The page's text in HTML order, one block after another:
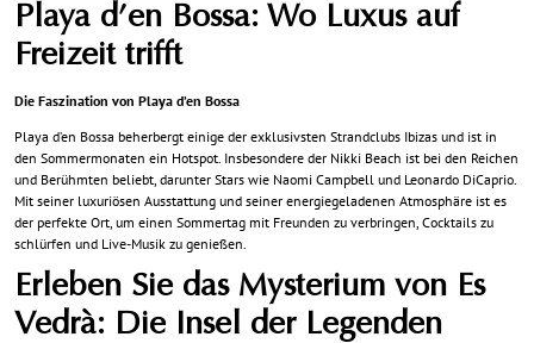
Playa d’en Bossa: Wo Luxus auf
Freizeit trifft
Die Faszination von Playa d’en Bossa
Playa d’en Bossa beherbergt einige der exklusivsten Strandclubs Ibizas und ist in
den Sommermonaten ein Hotspot. Insbesondere der Nikki Beach ist bei den Reichen
und Berühmten beliebt, darunter Stars wie Naomi Campbell und Leonardo DiCaprio.
Mit seiner luxuriösen Ausstattung und seiner energiegeladenen Atmosphäre ist es
der perfekte Ort, um einen Sommertag mit Freunden zu verbringen, Cocktails zu
schlürfen und Live-Musik zu genießen.
Erleben Sie das Mysterium von Es
Vedrà: Die Insel der Legenden